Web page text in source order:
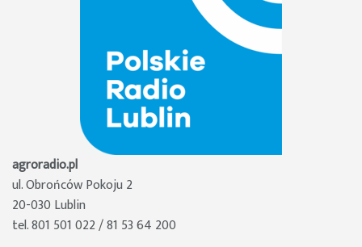
agroradio.pl
ul. Obrońców Pokoju 2
20-030 Lublin
tel. 801 501 022 / 81 53 64 200